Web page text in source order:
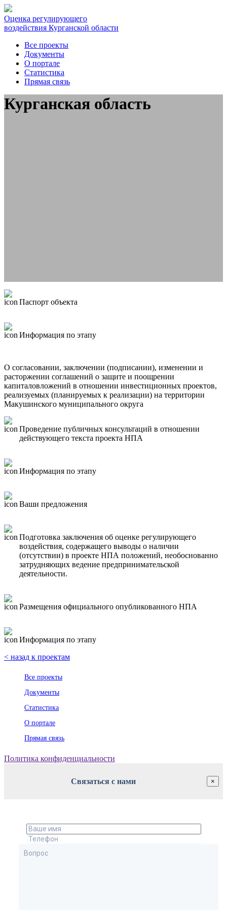
Оценка регулирующего
воздействия Курганской области
Все проекты
Документы
О портале
Статистика
Прямая связь
Курганская область
Паспорт объекта
Информация по этапу
О согласовании, заключении (подписании), изменении и
расторжении соглашений о защите и поощрении
капиталовложений в отношении инвестиционных проектов,
реализуемых (планируемых к реализации) на территории
Макушинского муниципального округа
Проведение публичных консультаций в отношении
действующего текста проекта НПА
Информация по этапу
Ваши предложения
Подготовка заключения об оценке регулирующего
воздействия, содержащего выводы о наличии
(отсутствии) в проекте НПА положений, необоснованно
затрудняющих ведение предпринимательской
деятельности.
Размещения официального опубликованного НПА
Информация по этапу
< назад к проектам
Все проекты
Документы
Статистика
О портале
Прямая связь
Политика конфиденциальности
Связаться с нами ×